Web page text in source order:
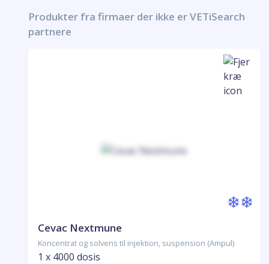
Produkter fra firmaer der ikke er VETiSearch
partnere
Cevac Nextmune
Koncentrat og solvens til injektion, suspension (Ampul)
1 x 4000 dosis